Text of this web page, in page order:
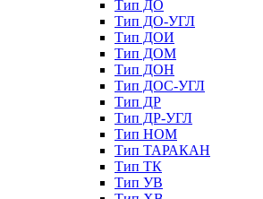
Тип ДО
Тип ДО-УГЛ
Тип ДОИ
Тип ДОМ
Тип ДОН
Тип ДОС-УГЛ
Тип ДР
Тип ДР-УГЛ
Тип НОМ
Тип ТАРАКАН
Тип ТК
Тип УВ